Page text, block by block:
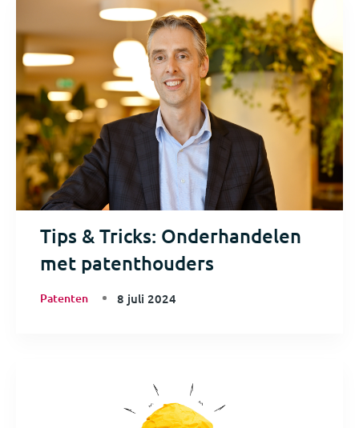
Tips & Tricks: Onderhandelen
met patenthouders
Patenten 8 juli 2024